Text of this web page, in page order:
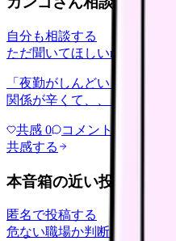
自分も相談する
ただ聞いてほしいrelationships
「夜勤がしんどい」につい
関係が辛くて、、、
共感 0 コメント
共感する
本音箱の近い投稿
匿名で投稿する
危ない職場か判断してほしい